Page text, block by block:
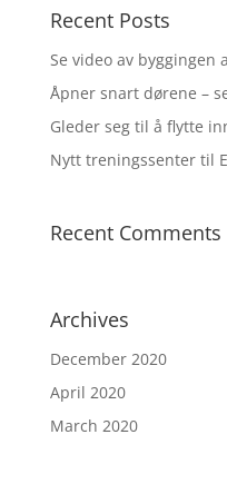
Recent Posts
Se video av byggingen
Åpner snart dørene –
Gleder seg til å flytte
Nytt treningssenter til
Recent Comments
Archives
December 2020
April 2020
March 2020